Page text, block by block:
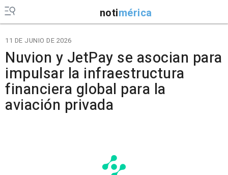
notimérica
11 DE JUNIO DE 2026
Nuvion y JetPay se asocian para
impulsar la infraestructura
financiera global para la
aviación privada